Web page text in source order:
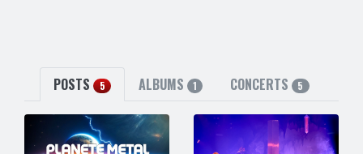
POSTS 5 ALBUMS 1 CONCERTS 5